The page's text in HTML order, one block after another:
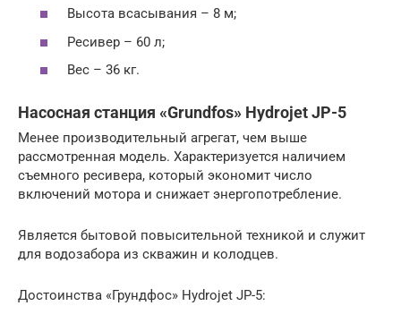
Высота всасывания – 8 м;
Ресивер – 60 л;
Вес – 36 кг.
Насосная станция «Grundfos» Hydrojet JP-5
Менее производительный агрегат, чем выше
рассмотренная модель. Характеризуется наличием
съемного ресивера, который экономит число
включений мотора и снижает энергопотребление.
Является бытовой повысительной техникой и служит
для водозабора из скважин и колодцев.
Достоинства «Грундфос» Hydrojet JP-5: